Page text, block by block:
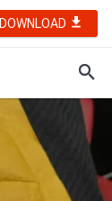
DOWNLOAD